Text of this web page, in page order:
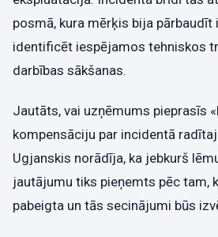
posmā, kura mērķis bija pārbaudīt
identificēt iespējamos tehniskos
darbības sākšanas.
Jautāts, vai uzņēmums pieprasīs
kompensāciju par incidentā
Ugjanskis norādīja, ka jebkurš
jautājumu tiks pieņemts pēc tam,
pabeigta un tās secinājumi būs